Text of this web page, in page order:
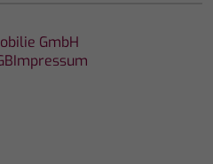
GmbH
Impressum